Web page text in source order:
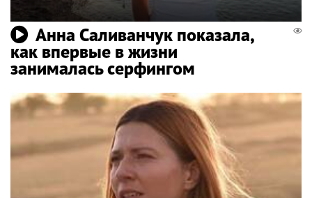
Анна Саливанчук показала,
как впервые в жизни
занималась серфингом